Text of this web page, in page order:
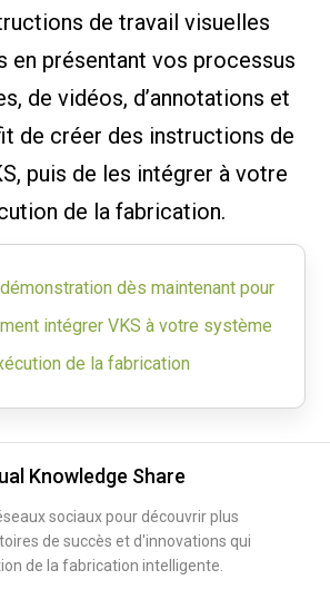
de travail visuelles
en présentant vos processus
de vidéos, d’annotations et
de créer des instructions de
puis de les intégrer à votre
de la fabrication.
dès maintenant pour
intégrer VKS à votre système
de la fabrication
Knowledge Share
sociaux pour découvrir plus
de succès et d'innovations qui
de la fabrication intelligente.